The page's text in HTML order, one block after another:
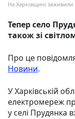
На Харківщині
Тепер село
також зі
Про це
Новини.
У Харківській
електромереж
у селі Прудянка